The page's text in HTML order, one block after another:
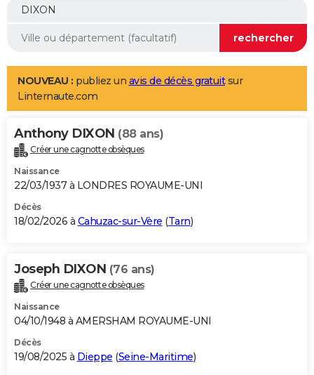
Mobiles
Meilleur smartphone
Internet
Ordinateurs
Jeux vidéo
Guide high-tech
Aménagement intérieur
LIFESTYLE
Art de vivre
Bien-être
Loisirs
Mode
Modes de vie
Alimentation
Guide de la santé
Maladies
Médicaments
Sommeil
VOYAGE
Destinations
City break
Voyage nature
Voyage de noces
Forum
Climat
+PHOTO
GUIDES D'ACHAT
BONS PLANS
Carte de Noël
Carte Bonne année
Carte Saint-Valentin
Carte Pâques
Carte d'anniversaire
DICTIONNAIRE
Dictionnaire
Biographies
Citations
Expressions
Proverbes
PROGRAMME TV
S'inscrire
Se connecter
Lycées
Collèges
Primaires
Universités
Entreprises
Service militaire
Avis de recherche
AVIS DE DÉCÈS
NOUVEAU : publiez un avis de décès gratuitsur
Linternaute.com
Anthony DIXON (88 ans)
Créer une cagnotte obsèques
Naissance
22/03/1937 à LONDRES ROYAUME-UNI
Décès
18/02/2026 à Cahuzac-sur-Vère (Tarn)
Joseph DIXON (76 ans)
Créer une cagnotte obsèques
Naissance
04/10/1948 à AMERSHAM ROYAUME-UNI
Décès
19/08/2025 à Dieppe (Seine-Maritime)